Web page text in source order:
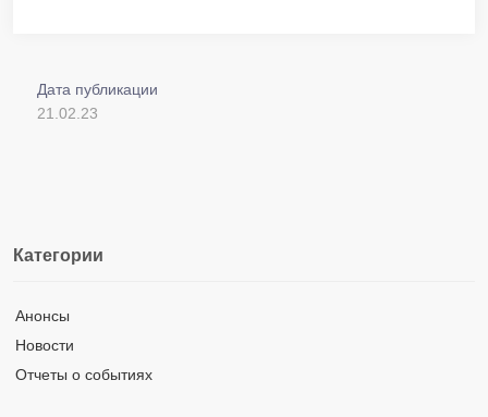
Дата публикации
21.02.23
Категории
Анонсы
Новости
Отчеты о событиях